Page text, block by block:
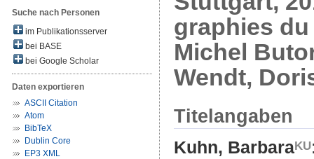
Suche nach Personen
im Publikationsserver
bei BASE
bei Google Scholar
Daten exportieren
ASCII Citation
Atom
BibTeX
Dublin Core
EP3 XML
graphies
Michel
Wendt,
Titelangaben
Kuhn, Barbara